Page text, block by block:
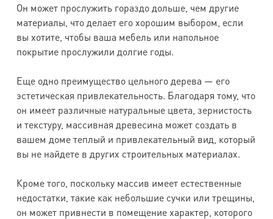
Он может прослужить гораздо дольше, чем другие
материалы, что делает его хорошим выбором, если
вы хотите, чтобы ваша мебель или напольное
покрытие прослужили долгие годы.
Еще одно преимущество цельного дерева — его
эстетическая привлекательность. Благодаря тому, что
он имеет различные натуральные цвета, зернистость
и текстуру, массивная древесина может создать в
вашем доме теплый и привлекательный вид, который
вы не найдете в других строительных материалах.
Кроме того, поскольку массив имеет естественные
недостатки, такие как небольшие сучки или трещины,
он может привнести в помещение характер, которого